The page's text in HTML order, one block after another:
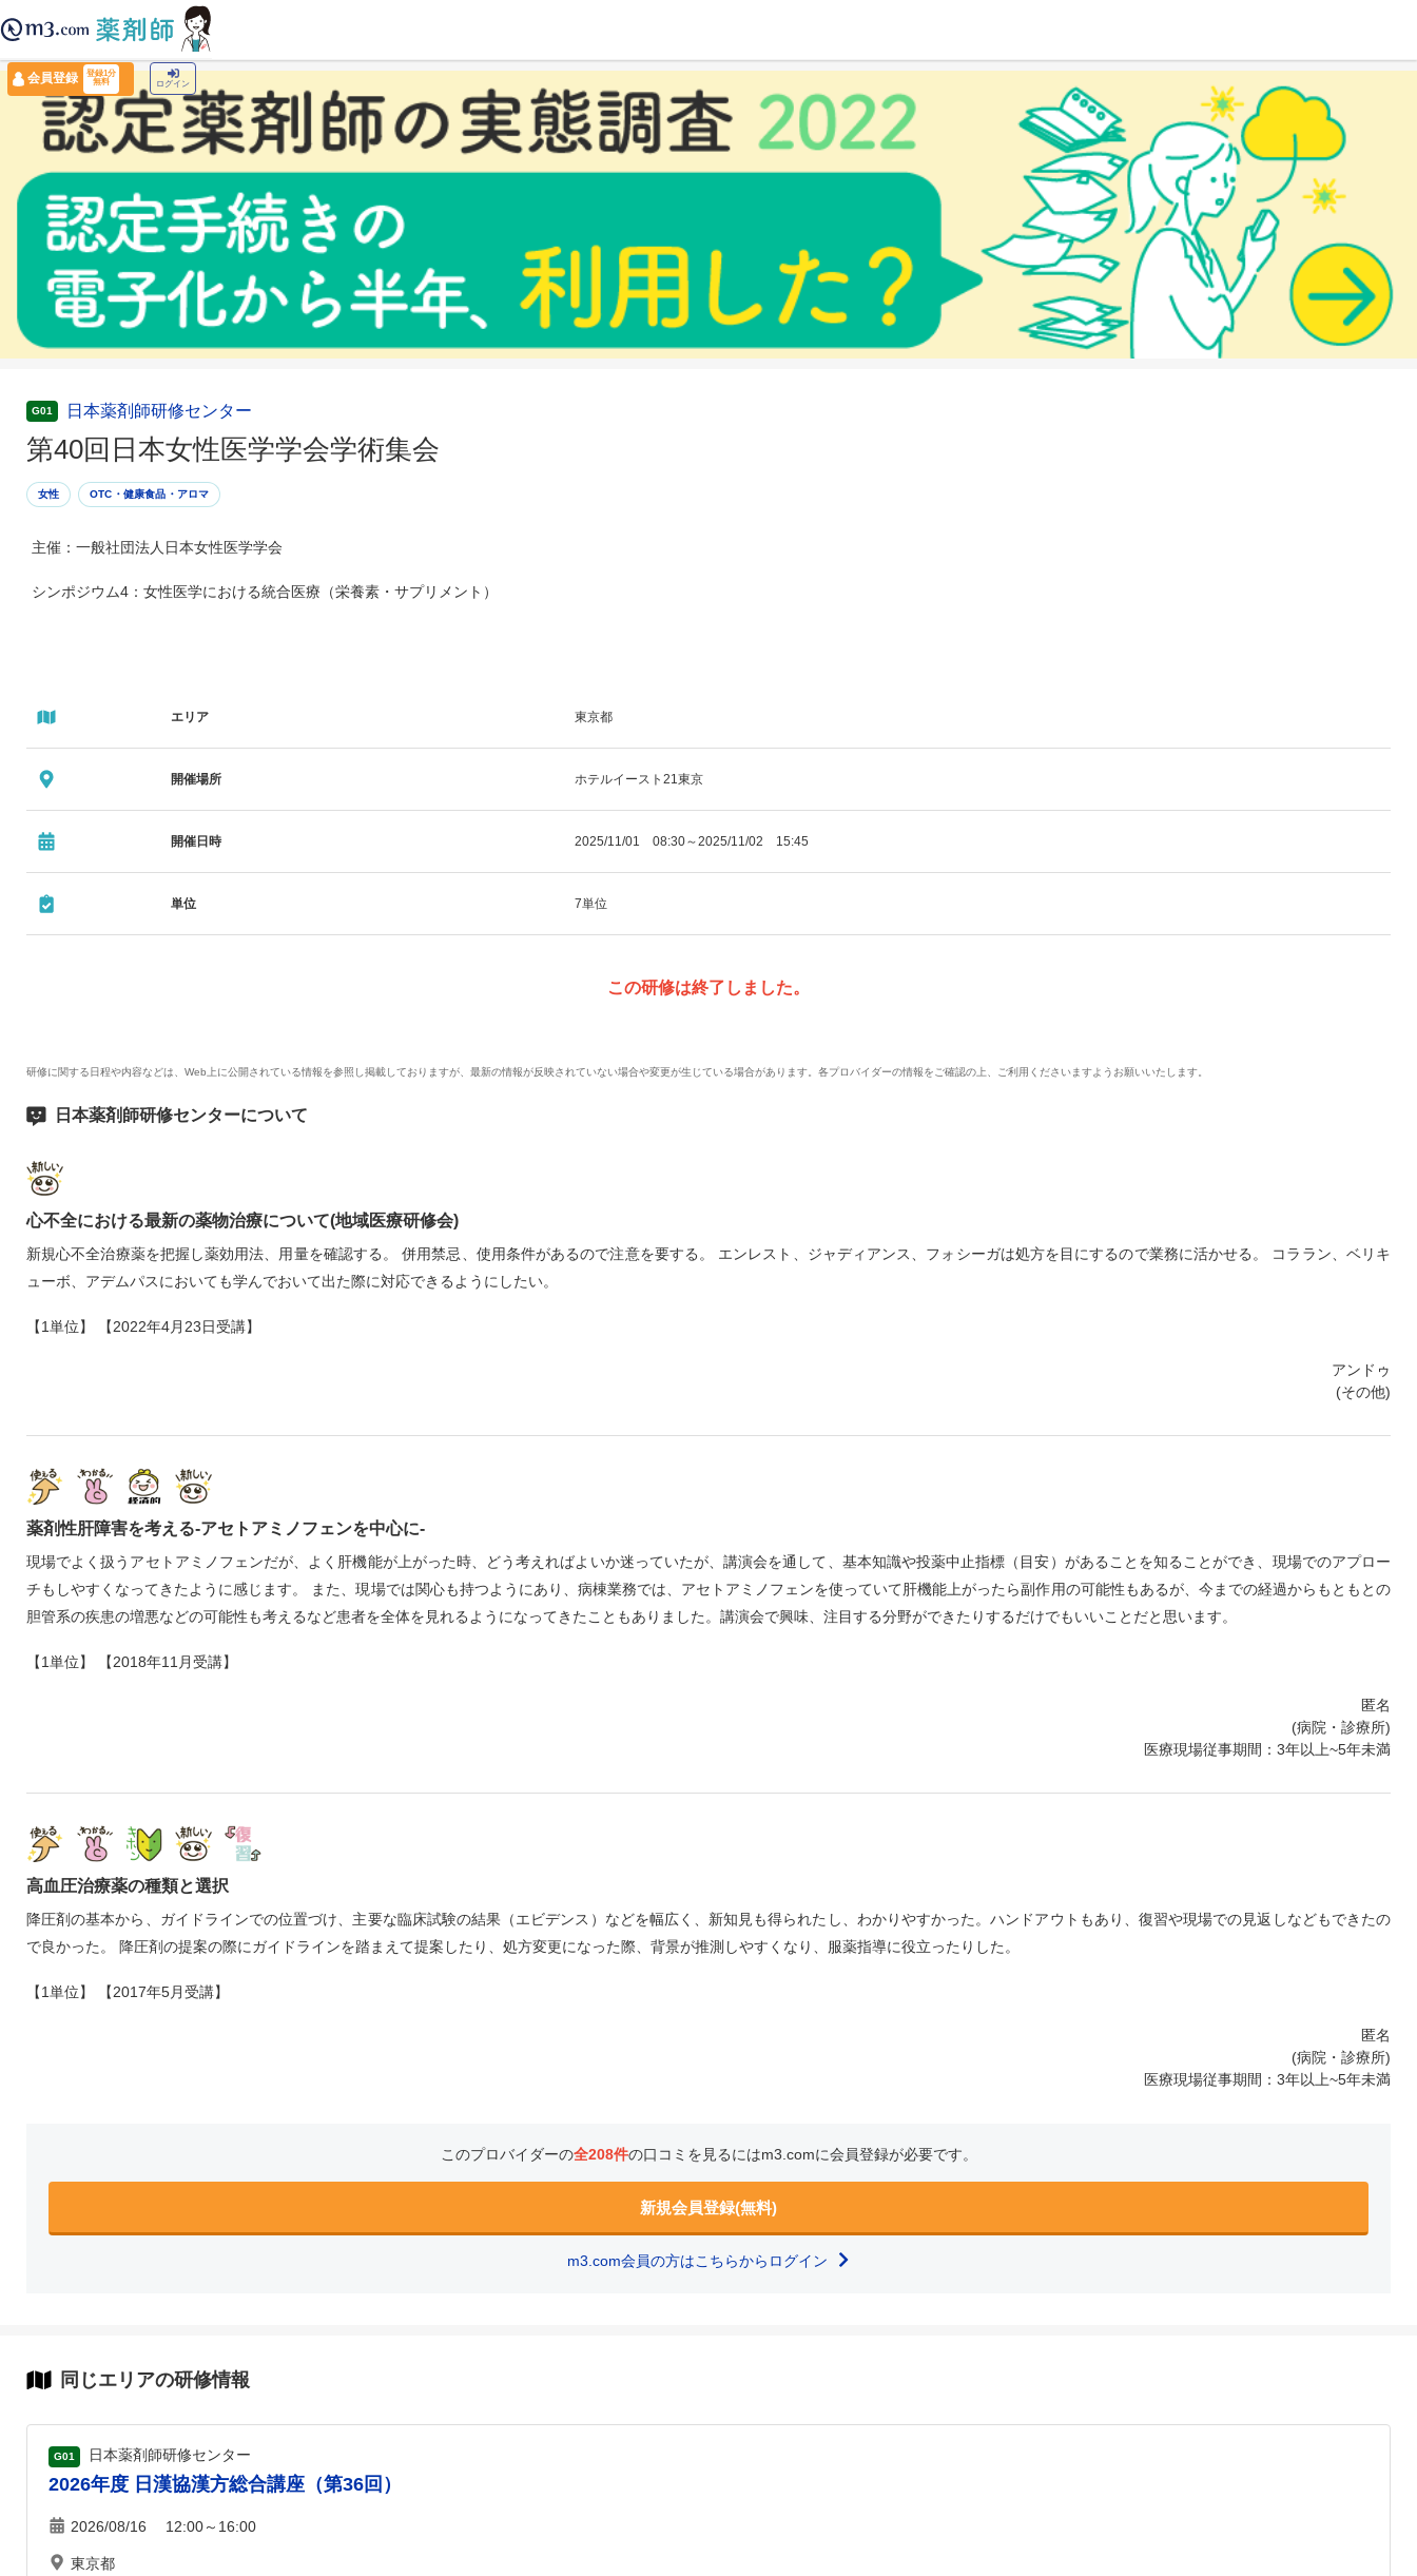
会員登録
登録1分
無料
ログイン
› 第40回日本女性医学学会学術集会
G01 日本薬剤師研修センター
第40回日本女性医学学会学術集会
女性 OTC・健康食品・アロマ
主催：一般社団法人日本女性医学学会
シンポジウム4：女性医学における統合医療（栄養素・サプリメント）
エリア 東京都
開催場所 ホテルイースト21東京
開催日時 2025/11/01 08:30～2025/11/02 15:45
単位 7単位
この研修は終了しました。
研修に関する日程や内容などは、Web上に公開されている情報を参照し掲載しておりますが、最新の情報が反映されていない場合や変更が生じている場合があります。各プロバイダーの情報をご確認の上、ご利用くださいますようお願いいたします。
日本薬剤師研修センターについて
心不全における最新の薬物治療について(地域医療研修会)
新規心不全治療薬を把握し薬効用法、用量を確認する。 併用禁忌、使用条件があるので注意を要する。 エンレスト、ジャディアンス、フォシーガは処方を目にするので業務に活かせる。 コララン、ベリキ
ューボ、アデムパスにおいても学んでおいて出た際に対応できるようにしたい。
【1単位】 【2022年4月23日受講】
アンドゥ
(その他)
薬剤性肝障害を考える‐アセトアミノフェンを中心に‐
現場でよく扱うアセトアミノフェンだが、よく肝機能が上がった時、どう考えればよいか迷っていたが、講演会を通して、基本知識や投薬中止指標（目安）があることを知ることができ、現場でのアプロー
チもしやすくなってきたように感じます。 また、現場では関心も持つようにあり、病棟業務では、アセトアミノフェンを使っていて肝機能上がったら副作用の可能性もあるが、今までの経過からもともとの
胆管系の疾患の増悪などの可能性も考えるなど患者を全体を見れるようになってきたこともありました。講演会で興味、注目する分野ができたりするだけでもいいことだと思います。
【1単位】 【2018年11月受講】
匿名
(病院・診療所)
医療現場従事期間：3年以上~5年未満
高血圧治療薬の種類と選択
降圧剤の基本から、ガイドラインでの位置づけ、主要な臨床試験の結果（エビデンス）などを幅広く、新知見も得られたし、わかりやすかった。ハンドアウトもあり、復習や現場での見返しなどもできたの
で良かった。 降圧剤の提案の際にガイドラインを踏まえて提案したり、処方変更になった際、背景が推測しやすくなり、服薬指導に役立ったりした。
【1単位】 【2017年5月受講】
匿名
(病院・診療所)
医療現場従事期間：3年以上~5年未満
このプロバイダーの全208件の口コミを見るにはm3.comに会員登録が必要です。
新規会員登録(無料)
m3.com会員の方はこちらからログイン
同じエリアの研修情報
G01 日本薬剤師研修センター
2026年度 日漢協漢方総合講座（第36回）
2026/08/16 12:00～16:00
東京都